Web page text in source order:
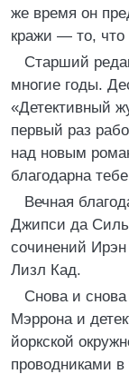
же время он
кражи — то, что
Старший
многие годы.
«Детективный
первый раз
над новым
благодарна
Вечная
Джипси да
сочинений
Лизл Кад.
Снова и
Мэррона и
йоркской
проводниками